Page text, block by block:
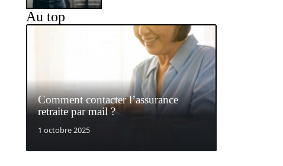
Au top
Comment contacter l’assurance
retraite par mail ?
1 octobre 2025